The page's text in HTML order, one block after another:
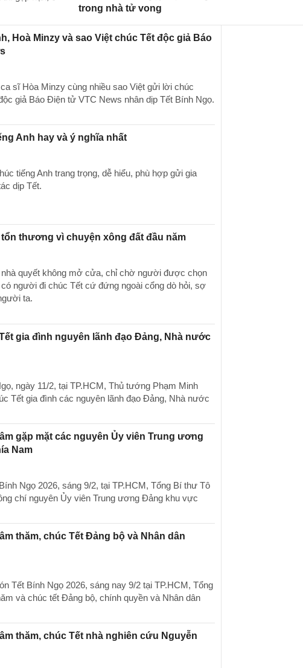
trong nhà tử vong
Hoà Minzy và sao Việt chúc Tết độc giả Báo
sĩ Hòa Minzy cùng nhiều sao Việt gửi lời chúc
giả Báo Điện tử VTC News nhân dịp Tết Bính Ngọ.
Anh hay và ý nghĩa nhất
tiếng Anh trang trọng, dễ hiểu, phù hợp gửi gia
dịp Tết.
thương vì chuyện xông đất đầu năm
nhà quyết không mở cửa, chỉ chờ người được chọn
người đi chúc Tết cứ đứng ngoài cổng dò hỏi, sợ
ta.
gia đình nguyên lãnh đạo Đảng, Nhà nước
ngày 11/2, tại TP.HCM, Thủ tướng Phạm Minh
Tết gia đình các nguyên lãnh đạo Đảng, Nhà nước
gặp mặt các nguyên Ủy viên Trung ương
Nam
Ngọ 2026, sáng 9/2, tại TP.HCM, Tổng Bí thư Tô
chí nguyên Ủy viên Trung ương Đảng khu vực
thăm, chúc Tết Đảng bộ và Nhân dân
Tết Bính Ngọ 2026, sáng nay 9/2 tại TP.HCM, Tổng
và chúc tết Đảng bộ, chính quyền và Nhân dân
thăm, chúc Tết nhà nghiên cứu Nguyễn